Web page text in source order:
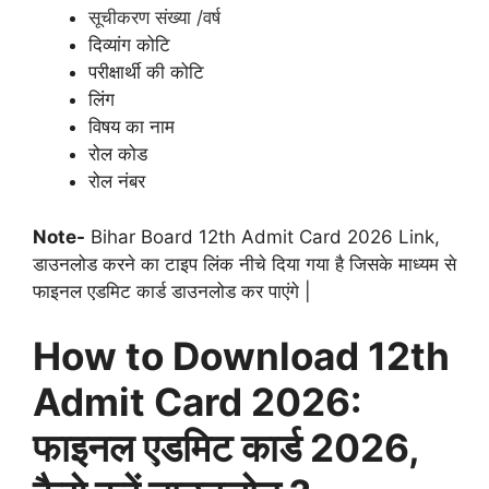
सूचीकरण संख्या /वर्ष
दिव्यांग कोटि
परीक्षार्थी की कोटि
लिंग
विषय का नाम
रोल कोड
रोल नंबर
Note- Bihar Board 12th Admit Card 2026 Link,
डाउनलोड करने का टाइप लिंक नीचे दिया गया है जिसके माध्यम से
फाइनल एडमिट कार्ड डाउनलोड कर पाएंगे |
How to Download 12th
Admit Card 2026:
फाइनल एडमिट कार्ड 2026,